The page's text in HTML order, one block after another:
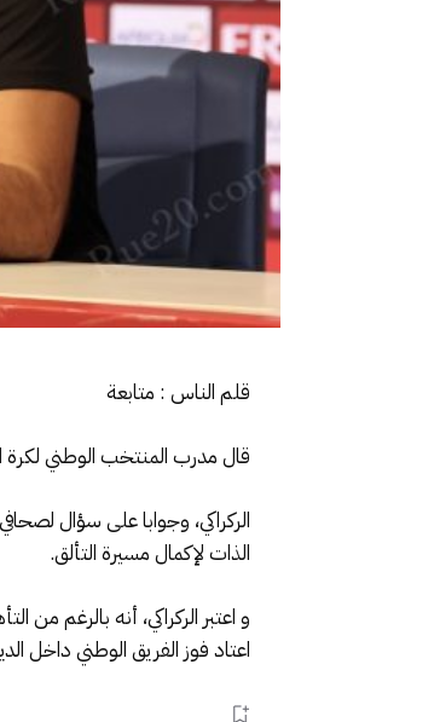
قلم الناس : متابعة
قال مدرب المنتخب الوطني لكرة القدم
الركراكي، وجوابا على سؤال
الذات لإكمال مسيرة التألق.
و اعتبر الركراكي، أنه بالرغم
اعتاد فوز الفريق الوطني داخل